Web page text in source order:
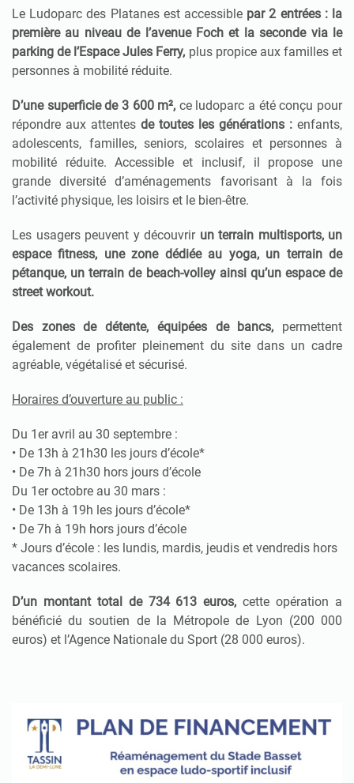
Le Ludoparc des Platanes est accessible par 2 entrées : la
première au niveau de l’avenue Foch et la seconde via le
parking de l’Espace Jules Ferry, plus propice aux familles et
personnes à mobilité réduite.
D’une superficie de 3 600 m², ce ludoparc a été conçu pour
répondre aux attentes de toutes les générations : enfants,
adolescents, familles, seniors, scolaires et personnes à
mobilité réduite. Accessible et inclusif, il propose une
grande diversité d’aménagements favorisant à la fois
l’activité physique, les loisirs et le bien-être.
Les usagers peuvent y découvrir un terrain multisports, un
espace fitness, une zone dédiée au yoga, un terrain de
pétanque, un terrain de beach-volley ainsi qu’un espace de
street workout.
Des zones de détente, équipées de bancs, permettent
également de profiter pleinement du site dans un cadre
agréable, végétalisé et sécurisé.
Horaires d’ouverture au public :
Du 1er avril au 30 septembre :
• De 13h à 21h30 les jours d’école*
• De 7h à 21h30 hors jours d’école
Du 1er octobre au 30 mars :
• De 13h à 19h les jours d’école*
• De 7h à 19h hors jours d’école
* Jours d’école : les lundis, mardis, jeudis et vendredis hors
vacances scolaires.
D’un montant total de 734 613 euros, cette opération a
bénéficié du soutien de la Métropole de Lyon (200 000
euros) et l’Agence Nationale du Sport (28 000 euros).